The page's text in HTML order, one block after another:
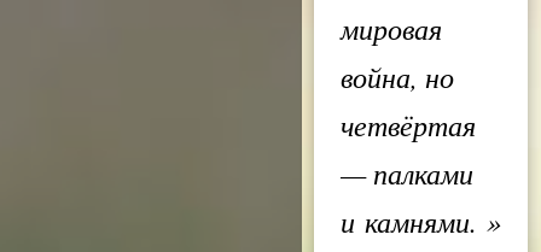
мировая
война, но
четвёртая
— палками
и камнями. »